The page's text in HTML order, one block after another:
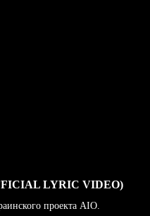
LYRIC VIDEO)
проекта AIO.